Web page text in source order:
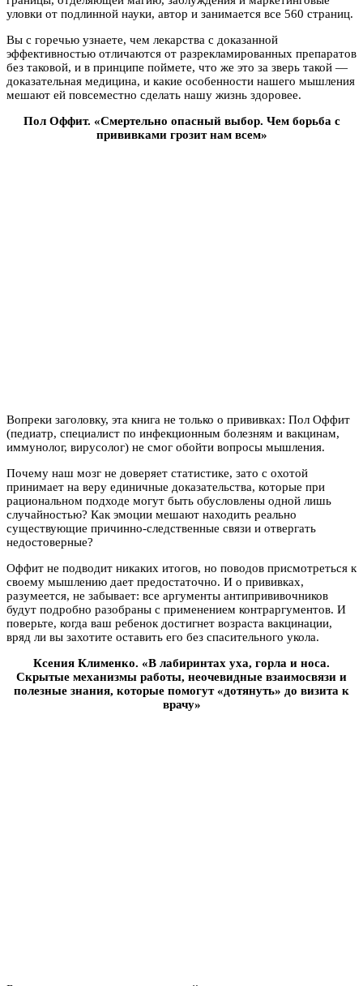
уловки от подлинной науки, автор и занимается все 560 страниц.
Вы с горечью узнаете, чем лекарства с доказанной
эффективностью отличаются от разрекламированных препаратов
без таковой, и в принципе поймете, что же это за зверь такой —
доказательная медицина, и какие особенности нашего мышления
мешают ей повсеместно сделать нашу жизнь здоровее.
Пол Оффит. «Смертельно опасный выбор. Чем борьба с
прививками грозит нам всем»
Вопреки заголовку, эта книга не только о прививках: Пол Оффит
(педиатр, специалист по инфекционным болезням и вакцинам,
иммунолог, вирусолог) не смог обойти вопросы мышления.
Почему наш мозг не доверяет статистике, зато с охотой
принимает на веру единичные доказательства, которые при
рациональном подходе могут быть обусловлены одной лишь
случайностью? Как эмоции мешают находить реально
существующие причинно-следственные связи и отвергать
недостоверные?
Оффит не подводит никаких итогов, но поводов присмотреться к
своему мышлению дает предостаточно. И о прививках,
разумеется, не забывает: все аргументы антипрививочников
будут подробно разобраны с применением контраргументов. И
поверьте, когда ваш ребенок достигнет возраста вакцинации,
вряд ли вы захотите оставить его без спасительного укола.
Ксения Клименко. «В лабиринтах уха, горла и носа.
Скрытые механизмы работы, неочевидные взаимосвязи и
полезные знания, которые помогут «дотянуть» до визита к
врачу»